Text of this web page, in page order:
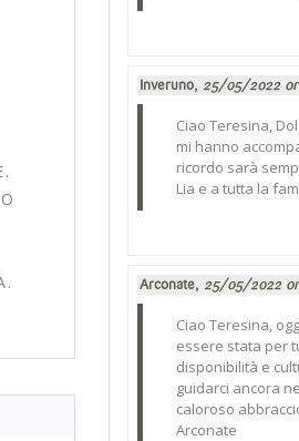
Inveruno, 25/05/2022
Ciao Teresina,
mi hanno
ricordo sarà
Lia e a tutta la
Arconate, 25/05/2022
Ciao Teresina,
essere stata per
disponibilità e
guidarci ancora
caloroso
Arconate